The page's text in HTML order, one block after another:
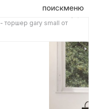
поискменю
- торшер gary small от